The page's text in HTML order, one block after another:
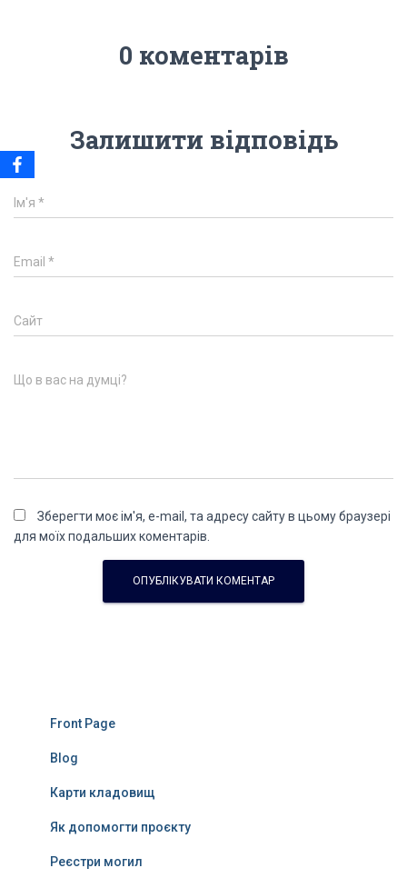
0 коментарів
Залишити відповідь
Ім'я *
Email *
Сайт
Що в вас на думці?
Зберегти моє ім'я, e-mail, та адресу сайту в цьому браузері
для моїх подальших коментарів.
Front Page
Blog
Карти кладовищ
Як допомогти проєкту
Реєстри могил